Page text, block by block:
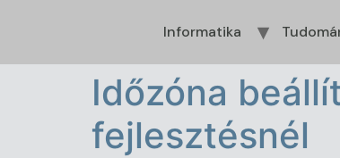
Informatika
Időzóna
fejlesztésnél